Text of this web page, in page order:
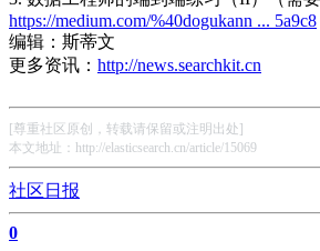
https://medium.com/%40dogukann ... 5a9c8
编辑：斯蒂文
更多资讯： http://news.searchkit.cn
[尊重社区原创，转载请保留或注明出处]
本文地址：http://elasticsearch.cn/article/15069
社区日报
0